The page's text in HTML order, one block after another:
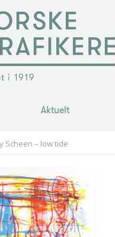
Aktuelt
Scheen – low tide
Aktuelt